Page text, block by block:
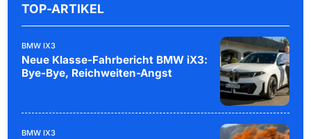
TOP-ARTIKEL
BMW IX3
Neue Klasse-Fahrbericht BMW iX3:
Bye-Bye, Reichweiten-Angst
BMW IX3